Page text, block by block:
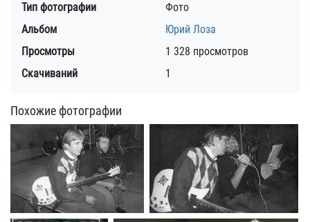
Тип фотографии
Фото
Альбом
Юрий Лоза
Просмотры
1 328 просмотров
Скачиваний
1
Похожие фотографии